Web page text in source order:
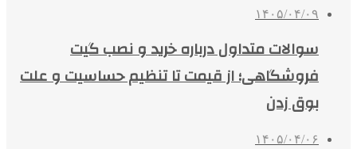
۱۴۰۵/۰۴/۰۹
سوالات متداول درباره خرید و نصب گیت
فروشگاهی؛ از قیمت تا تنظیم حساسیت و علت
بوق زدن
۱۴۰۵/۰۴/۰۶